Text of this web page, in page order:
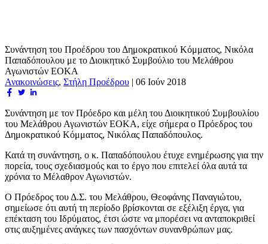
Συνάντηση του Προέδρου του Δημοκρατικού Κόμματος, Νικόλα
Παπαδόπουλου με το Διοικητικό Συμβούλιο του Μελάθρου
Αγωνιστών ΕΟΚΑ
Ανακοινώσεις, Στήλη Προέδρου | 06 Ιούν 2018
Συνάντηση με τον Πρόεδρο και μέλη του Διοικητικού Συμβουλίου
του Μελάθρου Αγωνιστών ΕΟΚΑ, είχε σήμερα ο Πρόεδρος του
Δημοκρατικού Κόμματος, Νικόλας Παπαδόπουλος.
Κατά τη συνάντηση, ο κ. Παπαδόπουλου έτυχε ενημέρωσης για την
πορεία, τους σχεδιασμούς και το έργο που επιτελεί όλα αυτά τα
χρόνια το Μέλαθρον Αγωνιστών.
Ο Πρόεδρος του Δ.Σ. του Μελάθρου, Θεοφάνης Παναγιώτου,
σημείωσε ότι αυτή τη περίοδο βρίσκονται σε εξέλιξη έργα, για
επέκταση του Ιδρύματος, έτσι ώστε να μπορέσει να ανταποκριθεί
στις αυξημένες ανάγκες των πασχόντων συνανθρώπων μας.